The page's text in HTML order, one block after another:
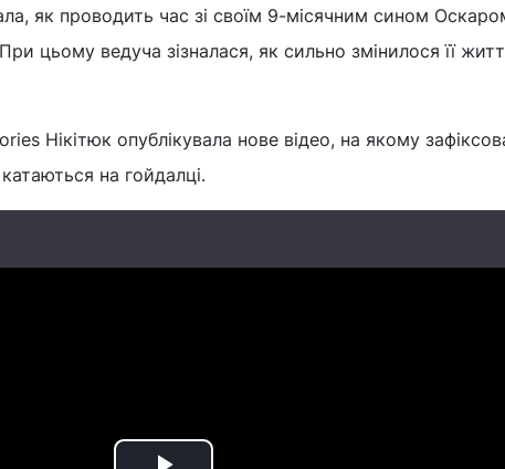
як проводить час зі своїм 9-місячним сином
цьому ведуча зізналася, як сильно змінилося її
Нікітюк опублікувала нове відео, на якому
на гойдалці.